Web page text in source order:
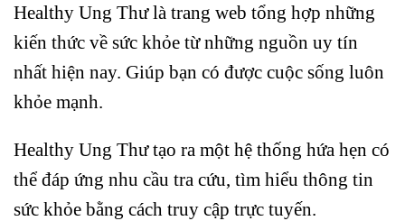
Healthy Ung Thư là trang web tổng hợp những
kiến thức về sức khỏe từ những nguồn uy tín
nhất hiện nay. Giúp bạn có được cuộc sống luôn
khỏe mạnh.
Healthy Ung Thư tạo ra một hệ thống hứa hẹn có
thể đáp ứng nhu cầu tra cứu, tìm hiểu thông tin
sức khỏe bằng cách truy cập trực tuyến.